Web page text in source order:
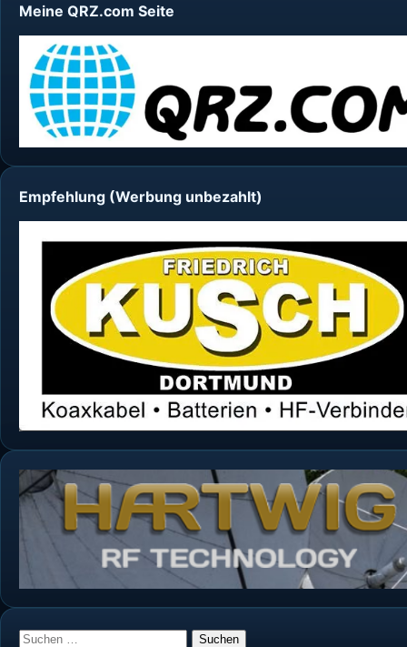
Meine QRZ.com Seite
Empfehlung (Werbung unbezahlt)
Suchen